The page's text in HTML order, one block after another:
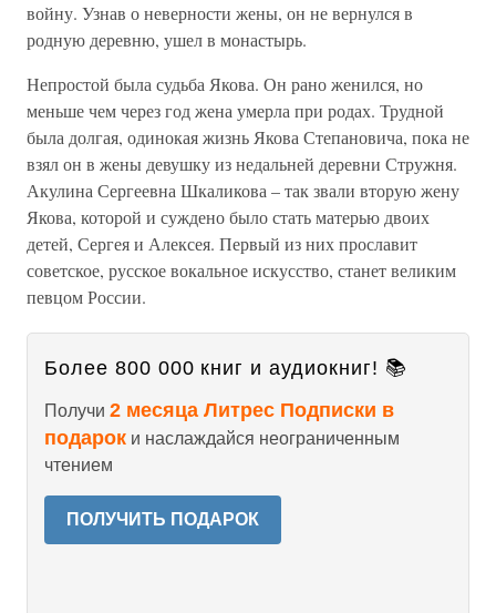
войну. Узнав о неверности жены, он не вернулся в
родную деревню, ушел в монастырь.
Непростой была судьба Якова. Он рано женился, но
меньше чем через год жена умерла при родах. Трудной
была долгая, одинокая жизнь Якова Степановича, пока не
взял он в жены девушку из недальней деревни Стружня.
Акулина Сергеевна Шкаликова – так звали вторую жену
Якова, которой и суждено было стать матерью двоих
детей, Сергея и Алексея. Первый из них прославит
советское, русское вокальное искусство, станет великим
певцом России.
Более 800 000 книг и аудиокниг! 📚
Получи 2 месяца Литрес Подписки в
подарок и наслаждайся неограниченным
чтением
ПОЛУЧИТЬ ПОДАРОК